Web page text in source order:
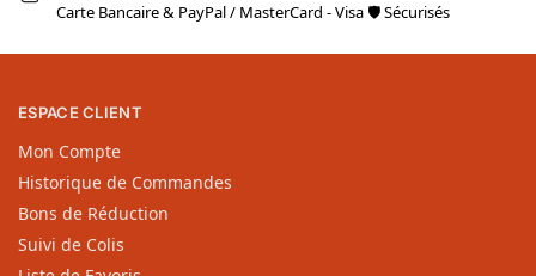
Carte Bancaire & PayPal / MasterCard - Visa 🛡 Sécurisés
ESPACE CLIENT
Mon Compte
Historique de Commandes
Bons de Réduction
Suivi de Colis